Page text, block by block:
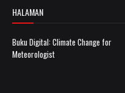
HALAMAN
Buku Digital: Climate Change for
Meteorologist